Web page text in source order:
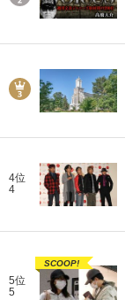
4位
4
5位
5
SCOOP!